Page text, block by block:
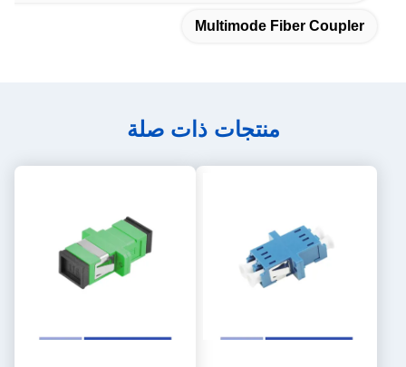
Multimode Fiber Coupler
منتجات ذات صلة